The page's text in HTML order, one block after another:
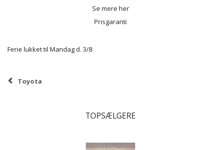
Se mere her
Prisgaranti
Ferie lukket til Mandag d. 3/8
Toyota
TOPSÆLGERE